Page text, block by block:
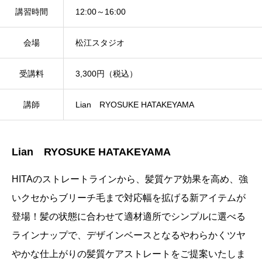
講習時間 12:00～16:00
会場 松江スタジオ
受講料 3,300円（税込）
講師 Lian RYOSUKE HATAKEYAMA
Lian RYOSUKE HATAKEYAMA
HITAのストレートラインから、髪質ケア効果を高め、強
いクセからブリーチ毛まで対応幅を拡げる新アイテムが
登場！髪の状態に合わせて適材適所でシンプルに選べる
ラインナップで、デザインベースとなるやわらかくツヤ
やかな仕上がりの髪質ケアストレートをご提案いたしま